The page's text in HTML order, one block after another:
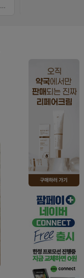
가입 시 네이버 1만포인트 + 스벅쿠폰